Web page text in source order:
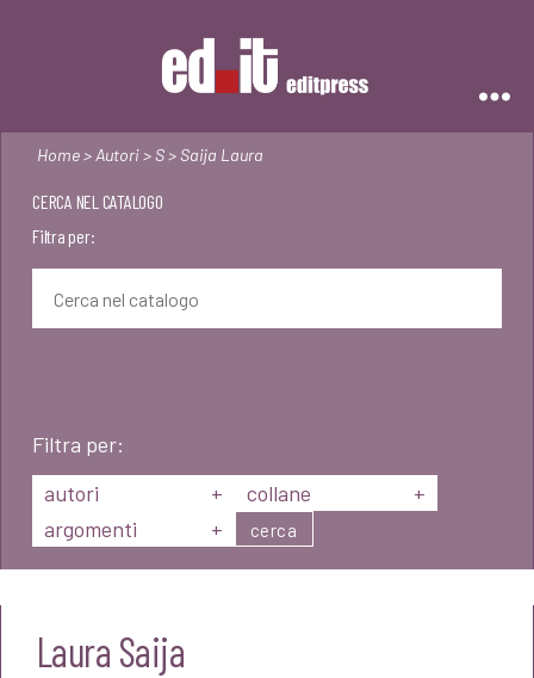
Home> Autori>S> Saija Laura
CERCA NEL CATALOGO
Filtra per:
Filtra per:
autori
+ collane
+
argomenti
+ cerca
Laura Saija